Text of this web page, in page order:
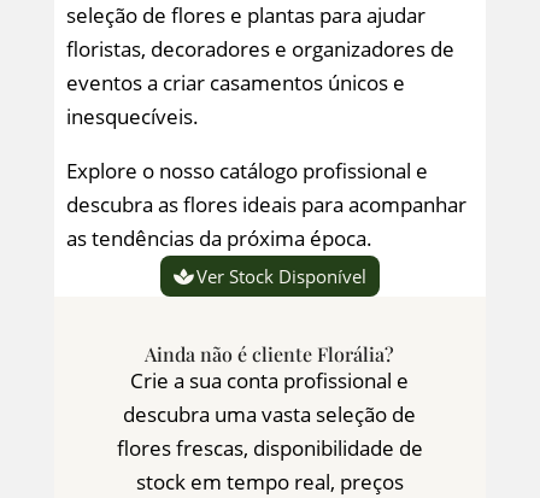
seleção de flores e plantas para ajudar
floristas, decoradores e organizadores de
eventos a criar casamentos únicos e
inesquecíveis.
Explore o nosso catálogo profissional e
descubra as flores ideais para acompanhar
as tendências da próxima época.
Ver Stock Disponível
Ainda não é cliente Florália?
Crie a sua conta profissional e
descubra uma vasta seleção de
flores frescas, disponibilidade de
stock em tempo real, preços